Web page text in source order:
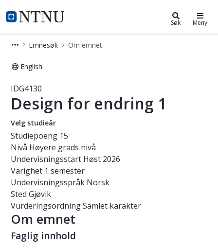
NTNU Hjemmeside
Studier Søk Meny
Emnesøk Om emnet
English
Emne - Design for endring 1 -
IDG4130
Design for endring 1
Velg studieår
Studiepoeng 15
Nivå Høyere grads nivå
Undervisningsstart Høst 2026
Varighet 1 semester
Undervisningsspråk Norsk
Sted Gjøvik
VurderingsordningSamlet karakter
Om emnet
Faglig innhold